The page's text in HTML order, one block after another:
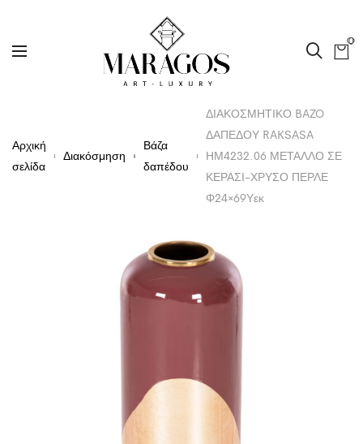
0
Αρχική
σελίδα
Διακόσμηση
Βάζα
δαπέδου
ΔΙΑΚΟΣΜΗΤΙΚΟ BAZO
ΔΑΠΕΔΟΥ RAKSASA
ΗΜ4232.06 ΜΕΤΑΛΛΟ ΣΕ
ΚΕΡΑΣΙ-ΧΡΥΣΟ ΠΕΡΛΕ
Φ24×69Υεκ